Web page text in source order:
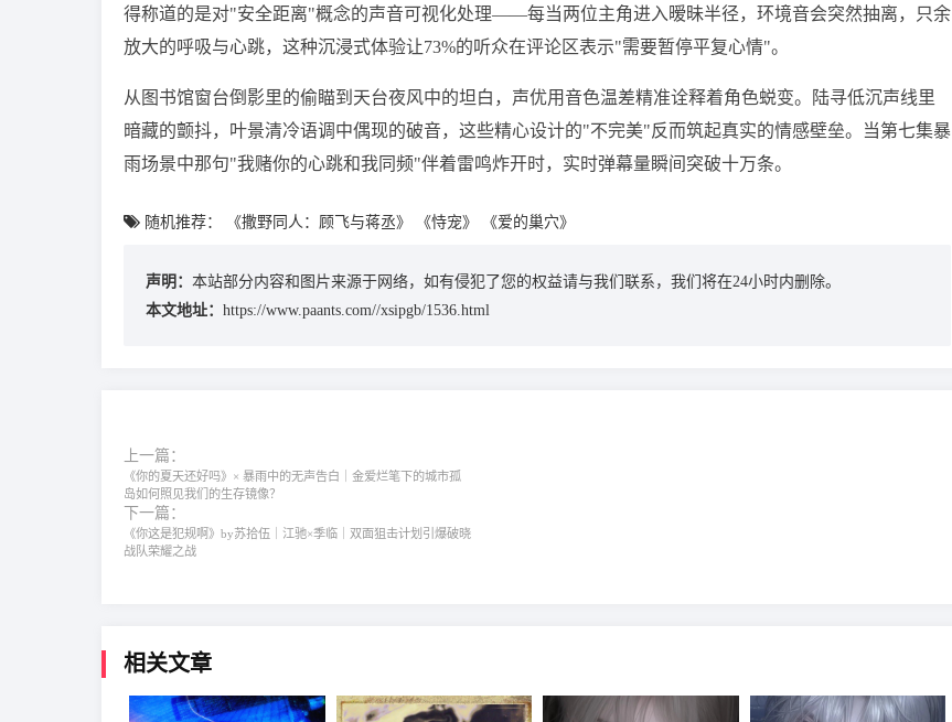
得称道的是对"安全距离"概念的声音可视化处理——每当两位主角进入暧昧半径，环境音会突然抽离，只余
放大的呼吸与心跳，这种沉浸式体验让73%的听众在评论区表示"需要暂停平复心情"。
从图书馆窗台倒影里的偷瞄到天台夜风中的坦白，声优用音色温差精准诠释着角色蜕变。陆寻低沉声线里
暗藏的颤抖，叶景清冷语调中偶现的破音，这些精心设计的"不完美"反而筑起真实的情感壁垒。当第七集暴
雨场景中那句"我赌你的心跳和我同频"伴着雷鸣炸开时，实时弹幕量瞬间突破十万条。
随机推荐： 《撒野同人：顾飞与蒋丞》 《恃宠》 《爱的巢穴》
声明： 本站部分内容和图片来源于网络，如有侵犯了您的权益请与我们联系，我们将在24小时内删除。
本文地址： https://www.paants.com//xsipgb/1536.html
上一篇：
《你的夏天还好吗》× 暴雨中的无声告白｜金爱烂笔下的城市孤
岛如何照见我们的生存镜像？
下一篇：
《你这是犯规啊》by苏拾伍｜江驰×季临｜双面狙击计划引爆破晓
战队荣耀之战
相关文章